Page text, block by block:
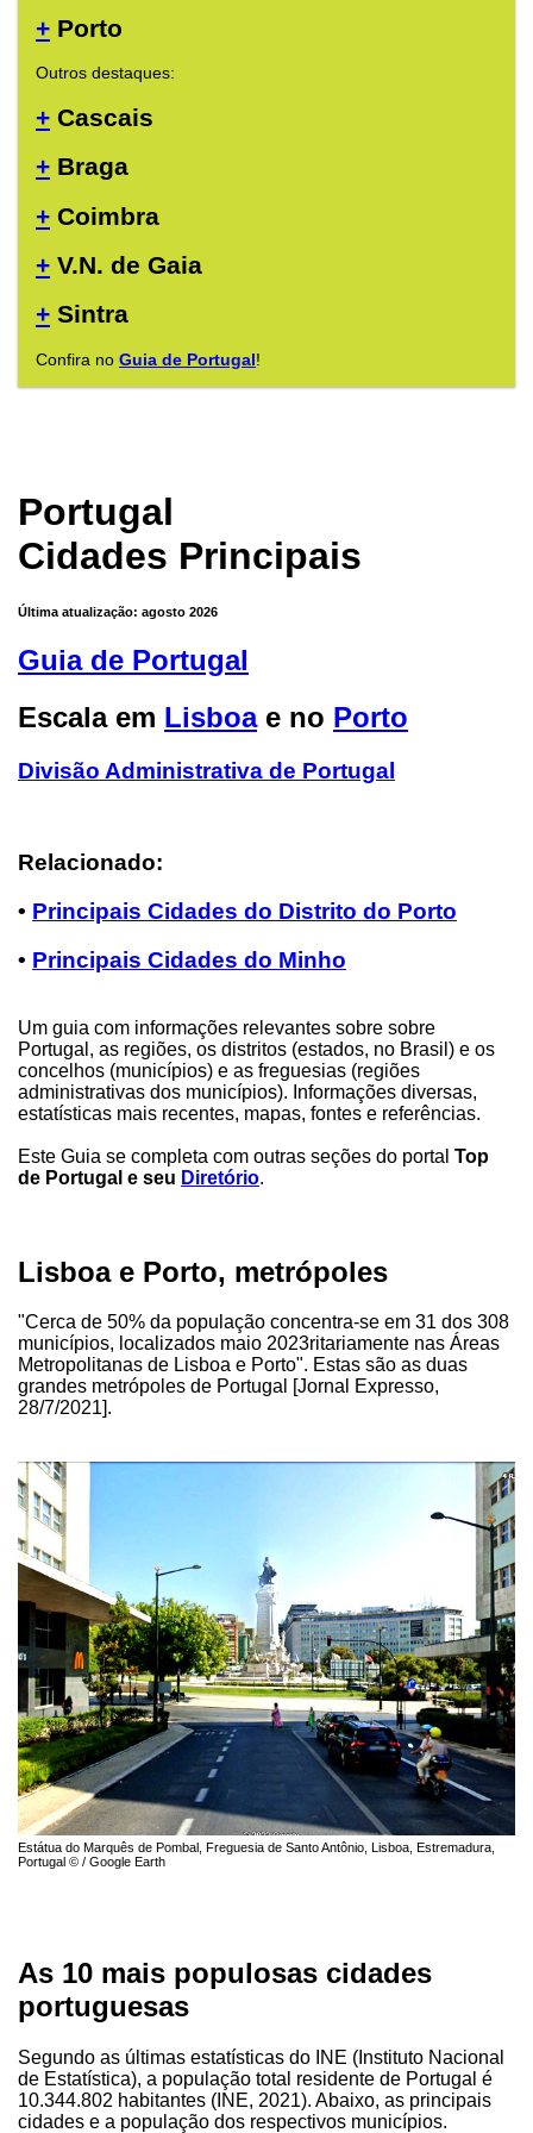
+ Porto
Outros destaques:
+ Cascais
+ Braga
+ Coimbra
+ V.N. de Gaia
+ Sintra
Confira no Guia de Portugal!
Portugal
Cidades Principais
Última atualização: agosto 2026
Guia de Portugal
Escala em Lisboae no Porto
Divisão Administrativa de Portugal
Relacionado:
• Principais Cidades do Distrito do Porto
• Principais Cidades do Minho
Um guia com informações relevantes sobre sobre
Portugal, as regiões, os distritos (estados, no Brasil) e os
concelhos (municípios) e as freguesias (regiões
administrativas dos municípios). Informações diversas,
estatísticas mais recentes, mapas, fontes e referências.
Este Guia se completa com outras seções do portal Top
de Portugal e seu Diretório.
Lisboa e Porto, metrópoles
"Cerca de 50% da população concentra-se em 31 dos 308
municípios, localizados maio 2023ritariamente nas Áreas
Metropolitanas de Lisboa e Porto". Estas são as duas
grandes metrópoles de Portugal [Jornal Expresso,
28/7/2021].
Estátua do Marquês de Pombal, Freguesia de Santo Antônio, Lisboa, Estremadura,
Portugal © / Google Earth
As 10 mais populosas cidades
portuguesas
Segundo as últimas estatísticas do INE (Instituto Nacional
de Estatística), a população total residente de Portugal é
10.344.802 habitantes (INE, 2021). Abaixo, as principais
cidades e a população dos respectivos municípios.